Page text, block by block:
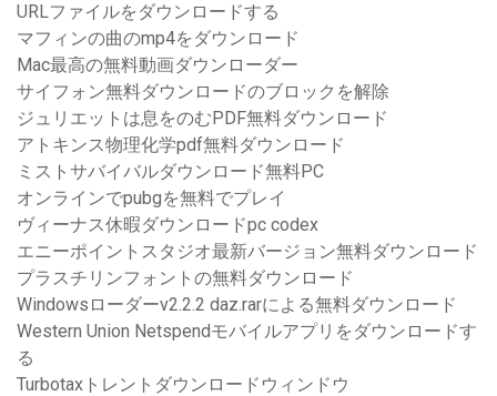
URLファイルをダウンロードする
マフィンの曲のmp4をダウンロード
Mac最高の無料動画ダウンローダー
サイフォン無料ダウンロードのブロックを解除
ジュリエットは息をのむPDF無料ダウンロード
アトキンス物理化学pdf無料ダウンロード
ミストサバイバルダウンロード無料PC
オンラインでpubgを無料でプレイ
ヴィーナス休暇ダウンロードpc codex
エニーポイントスタジオ最新バージョン無料ダウンロード
プラスチリンフォントの無料ダウンロード
Windowsローダーv2.2.2 daz.rarによる無料ダウンロード
Western Union Netspendモバイルアプリをダウンロードす
る
Turbotaxトレントダウンロードウィンドウ